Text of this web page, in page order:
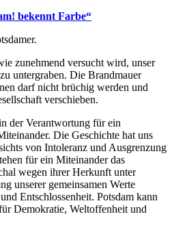
bekennt Farbe“
zunehmend versucht wird, unser
untergraben. Die Brandmauer
darf nicht brüchig werden und
verschieben.
der Verantwortung für ein
Die Geschichte hat uns
von Intoleranz und Ausgrenzung
für ein Miteinander das
wegen ihrer Herkunft unter
unserer gemeinsamen Werte
Entschlossenheit. Potsdam kann
Demokratie, Weltoffenheit und